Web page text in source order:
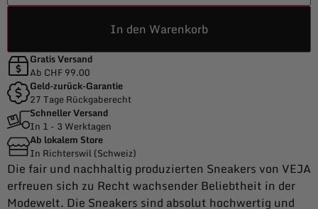
In den Warenkorb
Gratis Versand
Ab CHF 99.00
Geld-zurück-Garantie
27 Tage Rückgaberecht
Schneller Versand
In 1 - 3 Werktagen
Ab lokalem Store
In Richterswil (Schweiz)
Die fair und nachhaltig produzierten Sneakers von VEJA
erfreuen sich zu Recht wachsender Beliebtheit in der
Modewelt. Die Sneakers sind absolut hochwertig und